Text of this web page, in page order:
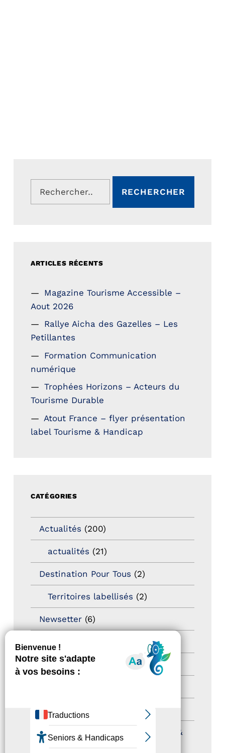
Rechercher :
ARTICLES RÉCENTS
Magazine Tourisme Accessible –
Aout 2026
Rallye Aicha des Gazelles – Les
Petillantes
Formation Communication
numérique
Trophées Horizons – Acteurs du
Tourisme Durable
Atout France – flyer présentation
label Tourisme & Handicap
CATÉGORIES
Actualités (200)
actualités (21)
Destination Pour Tous (2)
Territoires labellisés (2)
Newsetter(6)
Nos Actions(112)
Formation
Journées nationales Tourisme &
Handicap